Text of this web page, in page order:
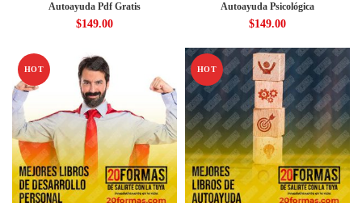
Autoayuda Pdf Gratis
$149.00
Autoayuda Psicológica
$149.00
HOT HOT